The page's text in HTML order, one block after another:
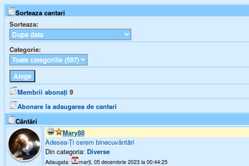
Sorteaza cantari
Sorteaza:
Categorie:
Membrii abonați 9
Abonare la adaugarea de cantari
Cântări
Mary88
Adesea-Ți cerem binecuvântări
Din categoria: Diverse
Adaugata: marți, 05 decembrie 2023 la 00:44:25